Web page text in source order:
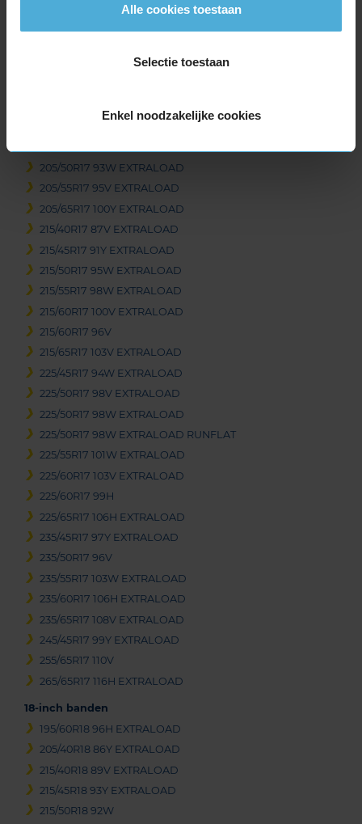
Alle cookies toestaan
Selectie toestaan
Enkel noodzakelijke cookies
225/55R16 99W EXTRALOAD
235/60R16 104V EXTRALOAD
205/50R17 93W EXTRALOAD
205/55R17 95V EXTRALOAD
205/65R17 100Y EXTRALOAD
215/40R17 87V EXTRALOAD
215/45R17 91Y EXTRALOAD
215/50R17 95W EXTRALOAD
215/55R17 98W EXTRALOAD
215/60R17 100V EXTRALOAD
215/60R17 96V
215/65R17 103V EXTRALOAD
225/45R17 94W EXTRALOAD
225/50R17 98V EXTRALOAD
225/50R17 98W EXTRALOAD
225/50R17 98W EXTRALOAD RUNFLAT
225/55R17 101W EXTRALOAD
225/60R17 103V EXTRALOAD
225/60R17 99H
225/65R17 106H EXTRALOAD
235/45R17 97Y EXTRALOAD
235/50R17 96V
235/55R17 103W EXTRALOAD
235/60R17 106H EXTRALOAD
235/65R17 108V EXTRALOAD
245/45R17 99Y EXTRALOAD
255/65R17 110V
265/65R17 116H EXTRALOAD
18-inch banden
195/60R18 96H EXTRALOAD
205/40R18 86Y EXTRALOAD
215/40R18 89V EXTRALOAD
215/45R18 93Y EXTRALOAD
215/50R18 92W